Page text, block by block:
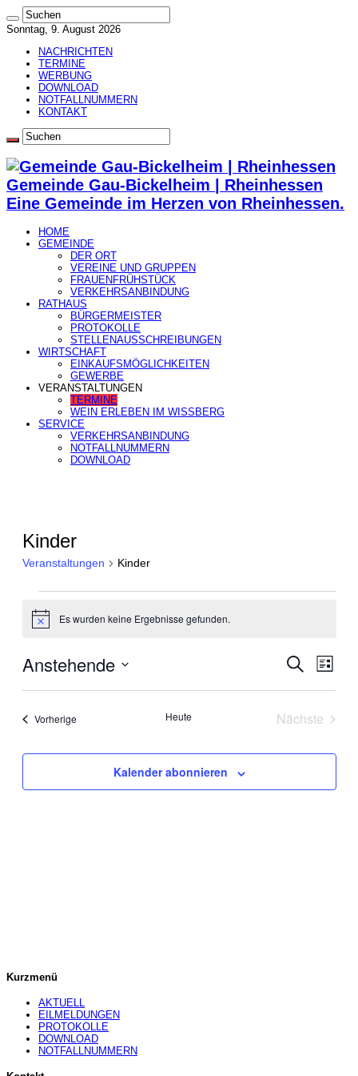
Sonntag, 9. August 2026
NACHRICHTEN
TERMINE
WERBUNG
DOWNLOAD
NOTFALLNUMMERN
KONTAKT
Gemeinde Gau-Bickelheim | Rheinhessen
Eine Gemeinde im Herzen von Rheinhessen.
HOME
GEMEINDE
DER ORT
VEREINE UND GRUPPEN
FRAUENFRÜHSTÜCK
VERKEHRSANBINDUNG
RATHAUS
BÜRGERMEISTER
PROTOKOLLE
STELLENAUSSCHREIBUNGEN
WIRTSCHAFT
EINKAUFSMÖGLICHKEITEN
GEWERBE
VERANSTALTUNGEN
TERMINE
WEIN ERLEBEN IM WISSBERG
SERVICE
VERKEHRSANBINDUNG
NOTFALLNUMMERN
DOWNLOAD
Kinder
Veranstaltungen Kinder
HinweisEs wurden keine Ergebnisse gefunden.
Ansichten,
Suche
Liste
Anstehende
wählen.
VorherigeVeranstaltungen Heute
Nächste
Kalender abonnieren
Kurzmenü
AKTUELL
EILMELDUNGEN
PROTOKOLLE
DOWNLOAD
NOTFALLNUMMERN